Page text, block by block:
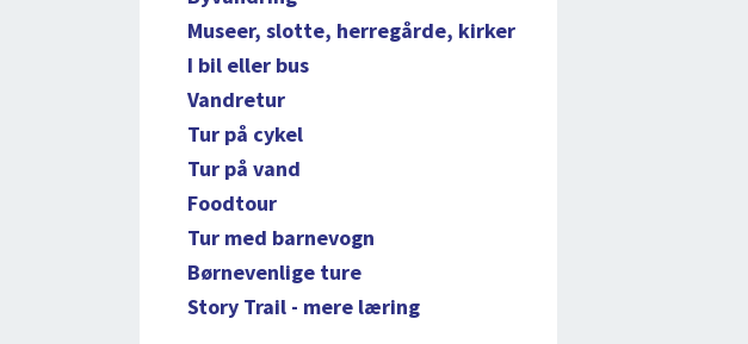
Museer, slotte, herregårde, kirker
I bil eller bus
Vandretur
Tur på cykel
Tur på vand
Foodtour
Tur med barnevogn
Børnevenlige ture
Story Trail - mere læring